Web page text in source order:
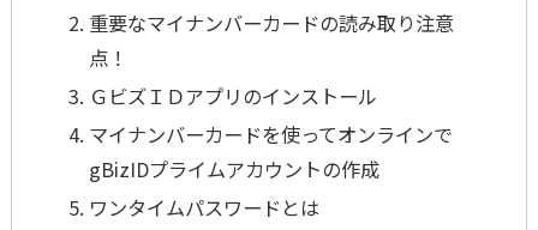
重要なマイナンバーカードの読み取り注意
点！
ＧビズＩＤアプリのインストール
マイナンバーカードを使ってオンラインで
gBizIDプライムアカウントの作成
ワンタイムパスワードとは